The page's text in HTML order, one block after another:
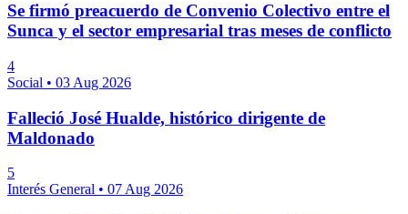
Se firmó preacuerdo de Convenio Colectivo entre el
Sunca y el sector empresarial tras meses de conflicto
4
Social • 03 Aug 2026
Falleció José Hualde, histórico dirigente de
Maldonado
5
Interés General • 07 Aug 2026